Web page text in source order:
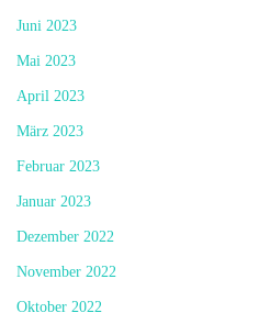
Juni 2023
Mai 2023
April 2023
März 2023
Februar 2023
Januar 2023
Dezember 2022
November 2022
Oktober 2022